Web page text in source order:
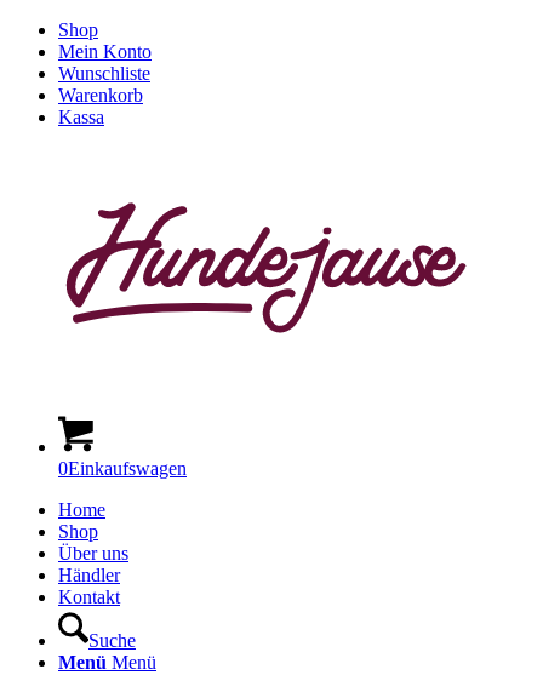
Shop
Mein Konto
Wunschliste
Warenkorb
Kassa
0Einkaufswagen
Home
Shop
Über uns
Händler
Kontakt
Suche
Menü Menü